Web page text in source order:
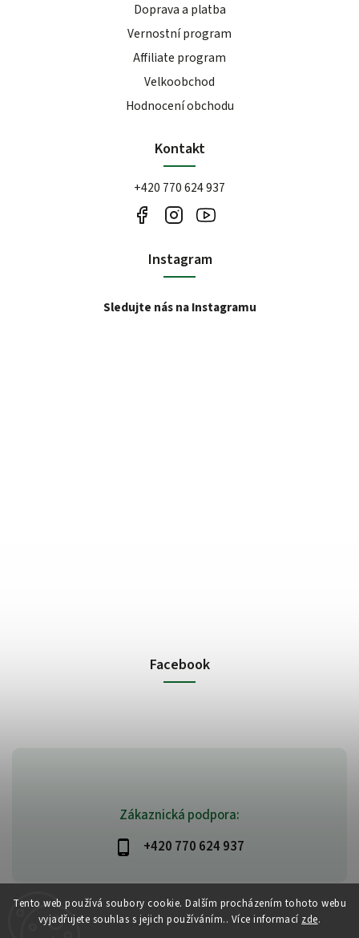
Tento web používá soubory cookie. Dalším procházením tohoto webu
vyjadřujete souhlas s jejich používáním.. Více informací zde.
Zákaznická podpora:
+420 770 624 937
Doprava a platba
Vernostní program
Affiliate program
Velkoobchod
Hodnocení obchodu
Kontakt
+420 770 624 937
Instagram
Sledujte nás na Instagramu
Facebook
Copyright 2026PlanetAyurveda. Všechna práva vyhrazena.